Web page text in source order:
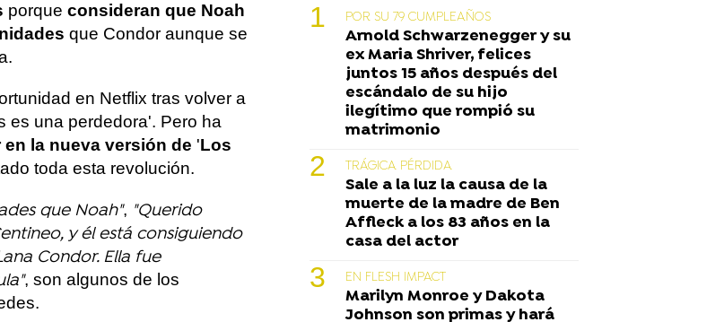
porque consideran que Noah
que Condor aunque se
en Netflix tras volver a
es una perdedora'. Pero ha
la nueva versión de 'Los
toda esta revolución.
que Noah", "Querido
y él está consiguiendo
Condor. Ella fue
, son algunos de los
POR SU 79 CUMPLEAÑOS
Arnold Schwarzenegger y su
ex Maria Shriver, felices
juntos 15 años después del
escándalo de su hijo
ilegítimo que rompió su
matrimonio
TRÁGICA PÉRDIDA
Sale a la luz la causa de la
muerte de la madre de Ben
Affleck a los 83 años en la
casa del actor
EN FLESH IMPACT
Marilyn Monroe y Dakota
Johnson son primas y hará